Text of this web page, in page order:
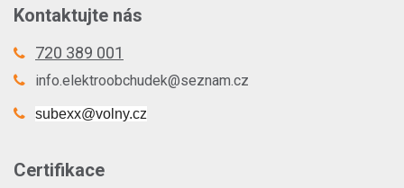
Kontaktujte nás
720 389 001
info.elektroobchudek@seznam.cz
subexx@volny.cz
Certifikace